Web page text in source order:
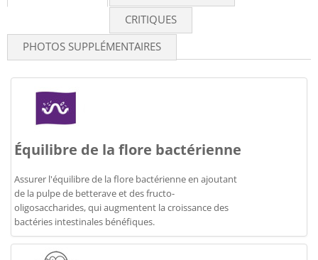
CRITIQUES
PHOTOS SUPPLÉMENTAIRES
Équilibre de la flore bactérienne
Assurer l'équilibre de la flore bactérienne en ajoutant
de la pulpe de betterave et des fructo-
oligosaccharides, qui augmentent la croissance des
bactéries intestinales bénéfiques.